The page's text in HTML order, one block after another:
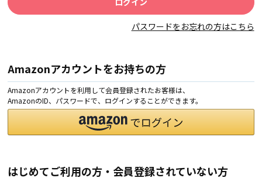
パスワードをお忘れの方はこちら
Amazonアカウントをお持ちの方
Amazonアカウントを利用して会員登録されたお客様は、
AmazonのID、パスワードで、ログインすることができます。
はじめてご利用の方・会員登録されていない方